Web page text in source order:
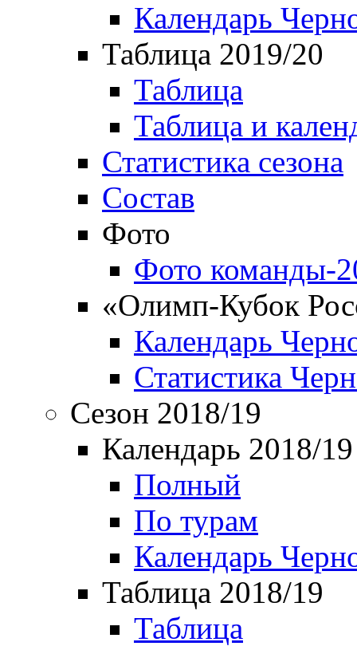
Календарь
Таблица 2019/20
Таблица
Таблица и
Статистика сезона
Состав
Фото
Фото команды-
«Олимп-Кубок
Календарь
Статистика
Сезон 2018/19
Календарь 2018/19
Полный
По турам
Календарь
Таблица 2018/19
Таблица